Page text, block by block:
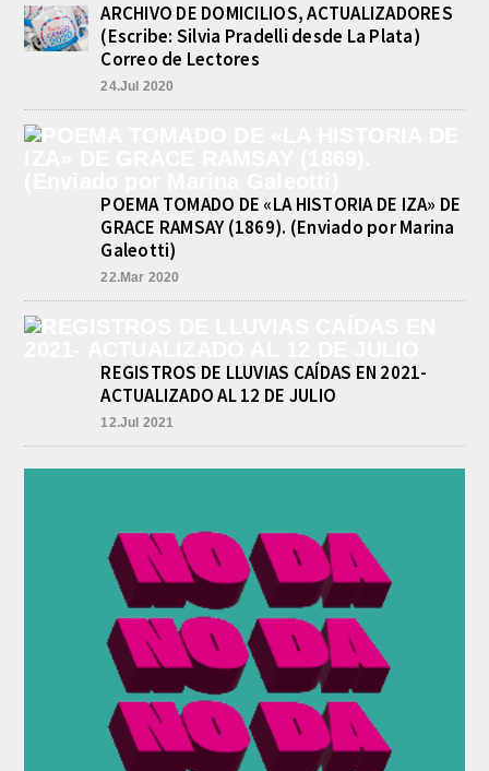
ARCHIVO DE DOMICILIOS, ACTUALIZADORES
(Escribe: Silvia Pradelli desde La Plata)
Correo de Lectores
24.Jul 2020
POEMA TOMADO DE «LA HISTORIA DE IZA» DE
GRACE RAMSAY (1869). (Enviado por Marina
Galeotti)
22.Mar 2020
REGISTROS DE LLUVIAS CAÍDAS EN 2021-
ACTUALIZADO AL 12 DE JULIO
12.Jul 2021